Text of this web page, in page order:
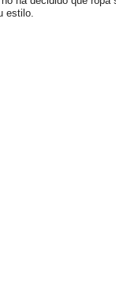
estilo.